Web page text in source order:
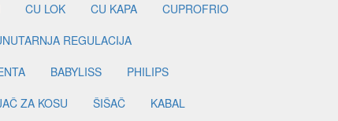
CU LOK CU KAPA
CUPROFRIO
REGULACIJA
BABYLISS
PHILIPS
ZA KOSU ŠIŠAČ
KABAL